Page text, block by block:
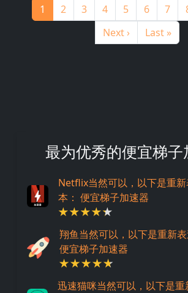
最为优秀的便宜梯子
Netflix当然可以，以下是重
本： 便宜梯子加速器
翔鱼当然可以，以下是重新表
便宜梯子加速器
迅速猫咪当然可以，以下是
Page
1 Page
2 Page
3 Page
4 Page
5 Page
6 Page
7
下一页
Next › 末页
Last »